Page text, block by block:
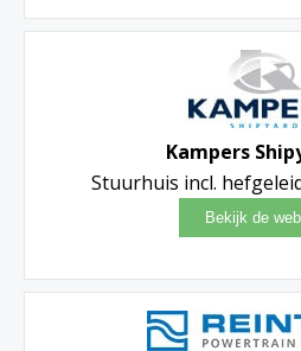
Kampers
Stuurhuis incl.